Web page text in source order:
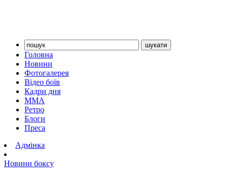
Головна
Новини
Фотогалерея
Відео боїв
Кадри дня
ММА
Ретро
Блоги
Преса
Адмінка
Новини боксу